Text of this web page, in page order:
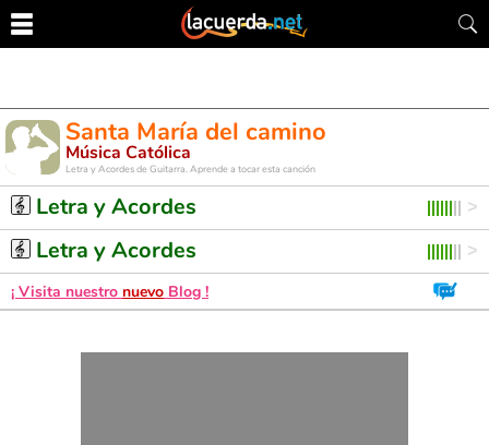
Santa María del camino
Música Católica
Letra y Acordes de Guitarra. Aprende a tocar esta canción
Letra y Acordes
Letra y Acordes
¡ Visita nuestro nuevo Blog !